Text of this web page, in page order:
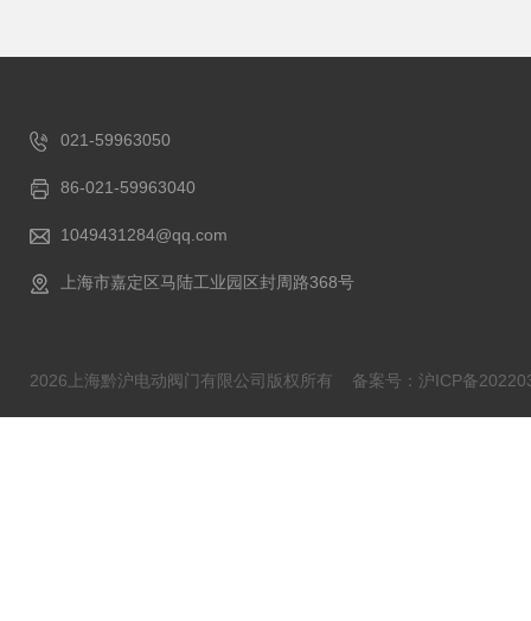
021-59963050
86-021-59963040
1049431284@qq.com
上海市嘉定区马陆工业园区封周路368号
2026上海黔沪电动阀门有限公司版权所有 备案号：沪ICP备